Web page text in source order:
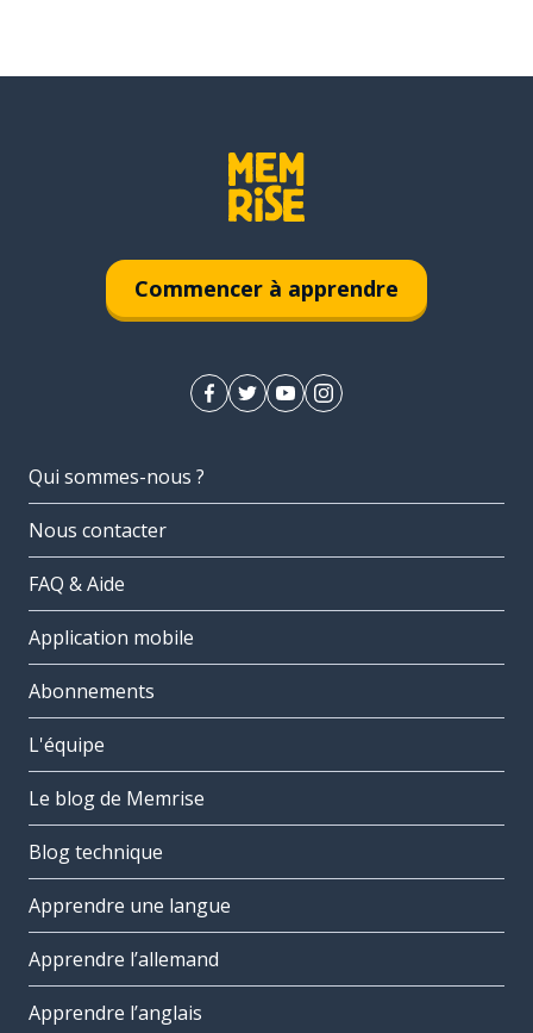
Commencer à apprendre
Qui sommes-nous ?
Nous contacter
FAQ & Aide
Application mobile
Abonnements
L'équipe
Le blog de Memrise
Blog technique
Apprendre une langue
Apprendre l’allemand
Apprendre l’anglais